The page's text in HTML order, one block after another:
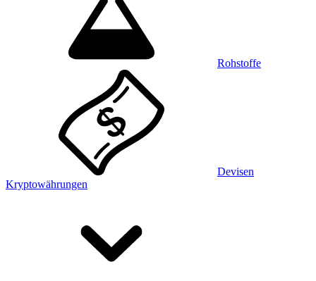
Rohstoffe
Devisen
Kryptowährungen